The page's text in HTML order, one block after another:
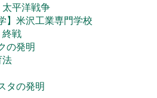
太平洋戦争
】米沢工業専門学校
終戦
の発明
法
タの発明